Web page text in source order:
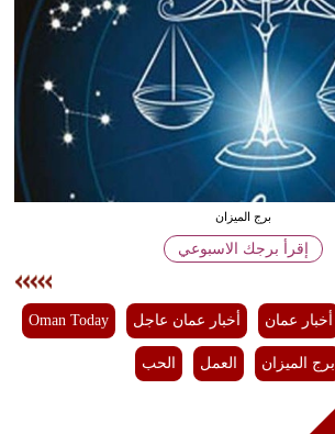
وسفر
ديكور
إعلام
تعليم
علوم
وتكنولوجيا
برج الميزان
إقرأ برجك الاسبوعي
أخبار عمان أخبار عمان عاجل Oman Today
برج الميزان العمل الحب